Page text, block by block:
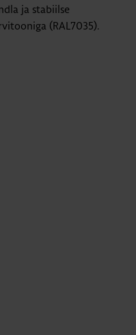
ja stabiilse
(RAL7035).